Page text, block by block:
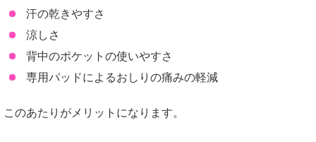
汗の乾きやすさ
涼しさ
背中のポケットの使いやすさ
専用パッドによるおしりの痛みの軽減
このあたりがメリットになります。